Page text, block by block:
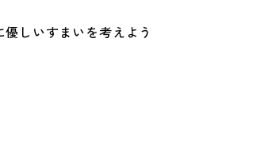
しいすまいを考えよう